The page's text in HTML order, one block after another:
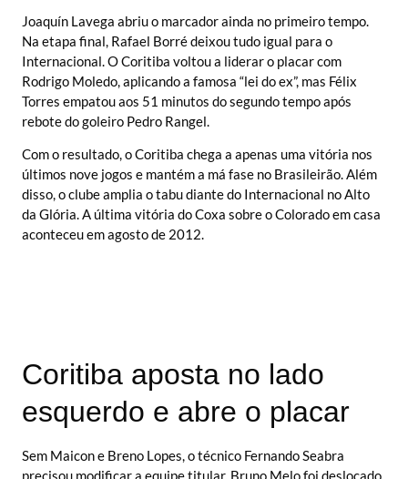
Joaquín Lavega abriu o marcador ainda no primeiro tempo.
Na etapa final, Rafael Borré deixou tudo igual para o
Internacional. O Coritiba voltou a liderar o placar com
Rodrigo Moledo, aplicando a famosa “lei do ex”, mas Félix
Torres empatou aos 51 minutos do segundo tempo após
rebote do goleiro Pedro Rangel.
Com o resultado, o Coritiba chega a apenas uma vitória nos
últimos nove jogos e mantém a má fase no Brasileirão. Além
disso, o clube amplia o tabu diante do Internacional no Alto
da Glória. A última vitória do Coxa sobre o Colorado em casa
aconteceu em agosto de 2012.
Coritiba aposta no lado
esquerdo e abre o placar
Sem Maicon e Breno Lopes, o técnico Fernando Seabra
precisou modificar a equipe titular. Bruno Melo foi deslocado